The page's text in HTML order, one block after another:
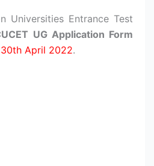
Universities Entrance Test
UG Application Form
30th April 2022.